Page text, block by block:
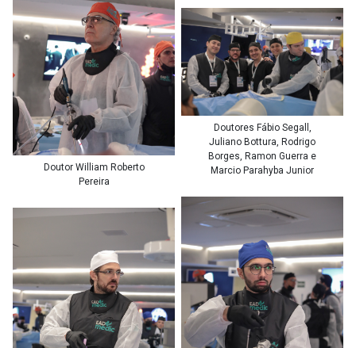
Doutor William Roberto
Pereira
Doutores Fábio Segall,
Juliano Bottura, Rodrigo
Borges, Ramon Guerra e
Marcio Parahyba Junior